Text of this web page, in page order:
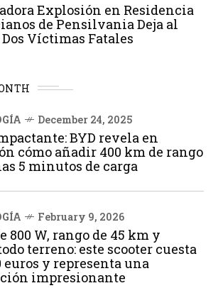
Explosión en Residencia
de Pensilvania Deja al
Víctimas Fatales
December 24, 2025
BYD revela en
cómo añadir 400 km de rango
5 minutos de carga
February 9, 2026
800 W, rango de 45 km y
terreno: este scooter cuesta
euros y representa una
impresionante